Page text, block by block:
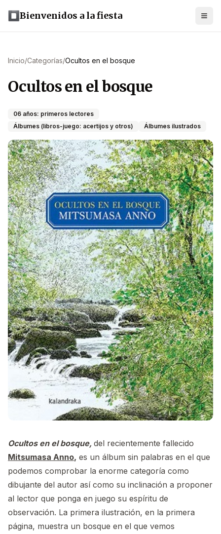
Bienvenidos a la fiesta
Inicio/Categorías/Ocultos en el bosque
Ocultos en el bosque
06 años: primeros lectores
Álbumes (libros-juego: acertijos y otros)
Álbumes ilustrados
Ocultos en el bosque, del recientemente fallecido
Mitsumasa Anno, es un álbum sin palabras en el que
podemos comprobar la enorme categoría como
dibujante del autor así como su inclinación a proponer
al lector que ponga en juego su espíritu de
observación. La primera ilustración, en la primera
página, muestra un bosque en el que vemos